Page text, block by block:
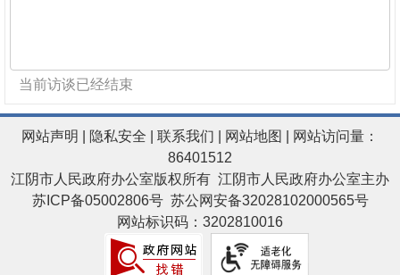
当前访谈已经结束
网站声明 隐私安全 联系我们 网站地图
| 网站访问量：
86401512
江阴市人民政府办公室版权所有 江阴市人民政府办公室主办
苏ICP备05002806号 苏公网安备32028102000565号
网站标识码：3202810016